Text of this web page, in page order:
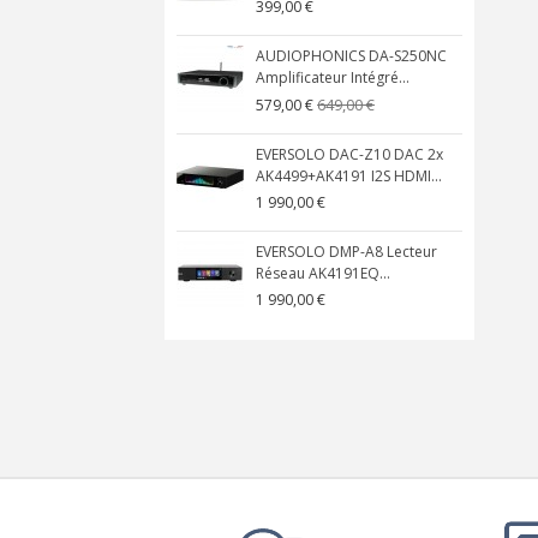
399,00 €
AUDIOPHONICS DA-S250NC
Amplificateur Intégré...
579,00 €649,00 €
EVERSOLO DAC-Z10 DAC 2x
AK4499+AK4191 I2S HDMI...
1 990,00 €
EVERSOLO DMP-A8 Lecteur
Réseau AK4191EQ...
1 990,00 €